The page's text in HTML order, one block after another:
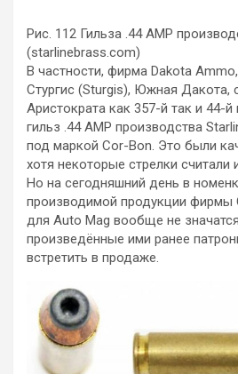
Рис. 112 Гильза .44 AMP
(starlinebrass.com)
В частности, фирма Dakota
Стургис (Sturgis), Южная Дакота,
Аристократа как 357-й так и 44-
гильз .44 AMP производства
под маркой Cor-Bon. Это были
хотя некоторые стрелки
Но на сегодняшний день в
производимой продукции фирмы
для Auto Mag вообще не
произведённые ими ранее
встретить в продаже.